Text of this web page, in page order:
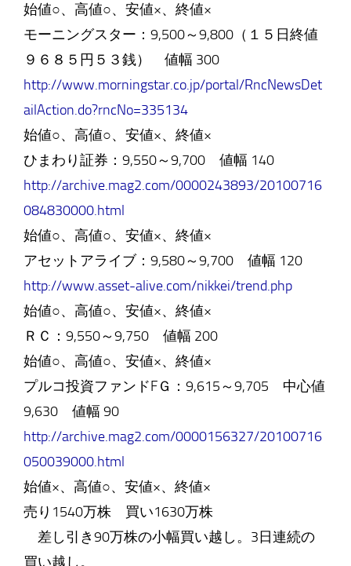
始値○、高値○、安値×、終値×
モーニングスター：9,500～9,800（１５日終値
９６８５円５３銭） 値幅 300
http://www.morningstar.co.jp/portal/RncNewsDet
ailAction.do?rncNo=335134
始値○、高値○、安値×、終値×
ひまわり証券：9,550～9,700 値幅 140
http://archive.mag2.com/0000243893/20100716
084830000.html
始値○、高値○、安値×、終値×
アセットアライブ：9,580～9,700 値幅 120
http://www.asset-alive.com/nikkei/trend.php
始値○、高値○、安値×、終値×
ＲＣ：9,550～9,750 値幅 200
始値○、高値○、安値×、終値×
プルコ投資ファンドFＧ：9,615～9,705 中心値
9,630 値幅 90
http://archive.mag2.com/0000156327/20100716
050039000.html
始値×、高値○、安値×、終値×
売り1540万株 買い1630万株
差し引き90万株の小幅買い越し。3日連続の
買い越し。